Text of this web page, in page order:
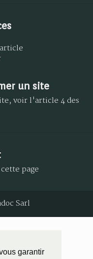
garantir
un site
voir l'article 4 des
page
Sarl